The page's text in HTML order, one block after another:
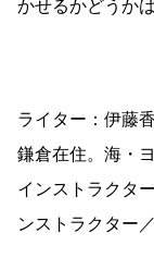
かせるかどうか
ライター：伊藤
鎌倉在住。海・
インストラクタ
ンストラクター